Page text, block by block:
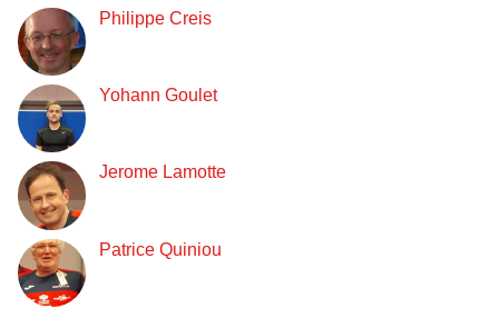
Philippe Creis
Yohann Goulet
Jerome Lamotte
Patrice Quiniou